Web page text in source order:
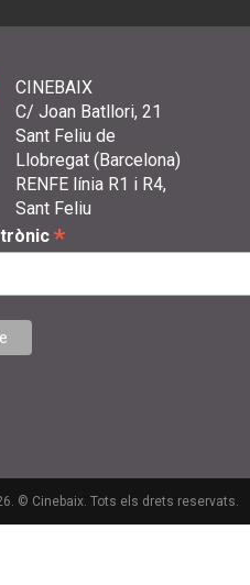
CINEBAIX
C/ Joan Batllori, 21
Sant Feliu de
Llobregat (Barcelona)
RENFE línia R1 i R4,
Sant Feliu
*
© Cinebaix. Tots els drets reservats.